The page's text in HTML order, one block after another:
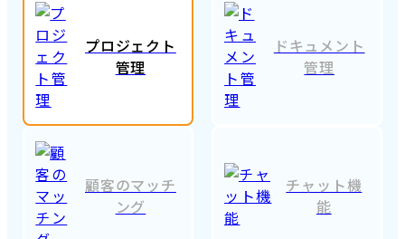
プロジェクト
管理
ドキュメント
管理
顧客のマッチ
ング
チャット機
能